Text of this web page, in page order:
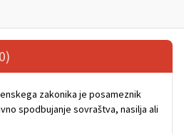
zakonika je posameznik
spodbujanje sovraštva, nasilja ali